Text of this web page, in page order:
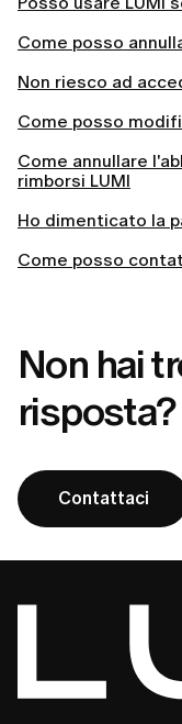
Come posso
Non riesco ad
Come posso
Come annullare
rimborsi LUMI
Ho dimenticato la
Come posso
Non hai
risposta?
Contattaci